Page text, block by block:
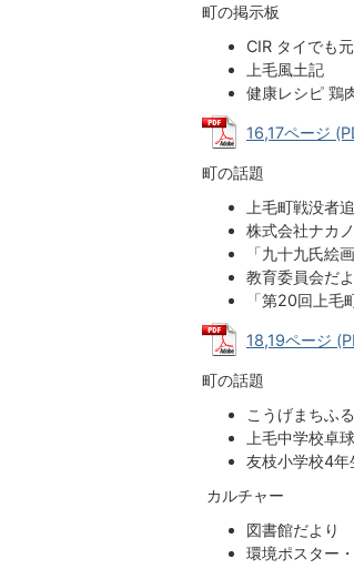
町の掲示板
CIR タイでも
上毛風土記
健康レシピ 鶏
16,17ページ
町の話題
上毛町戦没者
株式会社ナカ
「九十九氏絵
教育委員会だ
「第20回上毛
18,19ページ
町の話題
こうげまちふ
上毛中学校卓
友枝小学校4年
カルチャー
図書館だより
環境ポスター